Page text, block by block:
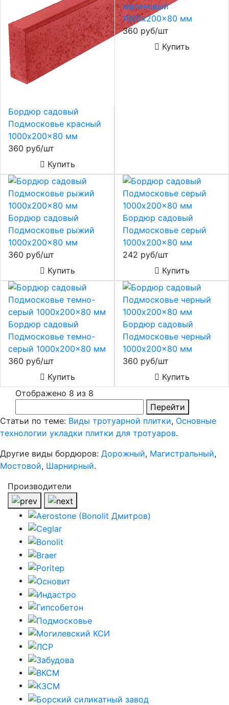
Бордюр садовый
Подмосковье красный
1000x200x80 мм
360 руб/шт
Купить
малиновый
1000x200x80 мм
360 руб/шт
Купить
Бордюр садовый
Подмосковье рыжий
1000x200x80 мм
360 руб/шт
Купить
Бордюр садовый
Подмосковье серый
1000x200x80 мм
242 руб/шт
Купить
Бордюр садовый
Подмосковье темно-
серый 1000x200x80 мм
360 руб/шт
Купить
Бордюр садовый
Подмосковье черный
1000x200x80 мм
360 руб/шт
Купить
Отображено 8 из 8
Перейти
Статьи по теме: Виды тротуарной плитки, Основные
технологии укладки плитки для тротуаров.
Другие виды бордюров: Дорожный, Магистральный,
Мостовой, Шарнирный.
Производители